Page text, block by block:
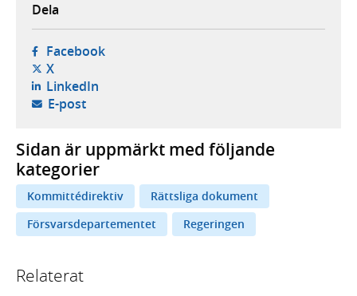
Dela
Facebook- öppnas i ny flik, extern webbplats,
X- öppnas i ny flik, extern webbplats,
LinkedIn- öppnas i ny flik, extern webbplats,
E-post- öppnar din e-postklient,
Sidan är uppmärkt med följande
kategorier
Kommittédirektiv
Rättsliga dokument
Försvarsdepartementet
Regeringen
Relaterat